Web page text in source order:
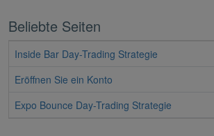
Beliebte Seiten
Inside Bar Day-Trading Strategie
Eröffnen Sie ein Konto
Expo Bounce Day-Trading Strategie